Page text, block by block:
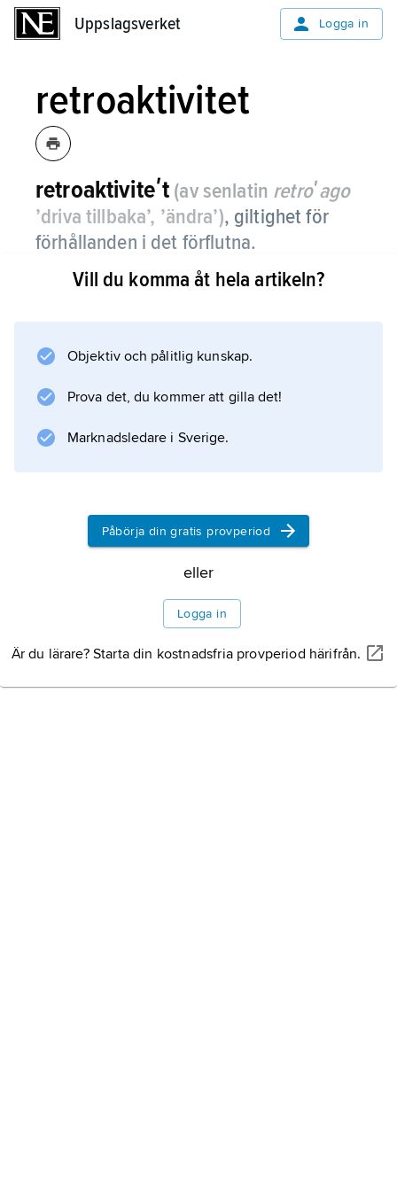
Uppslagsverket Logga in
retroaktivitet
retroaktiviteʹt (av senlatin retroʹago
’driva tillbaka’, ’ändra’), giltighet för
förhållanden i det förflutna.
Frågan om retroaktivitet är särskilt viktig i
konsekvenserna av sitt handlande. Till
strafflag inte får ges retroaktiv verkan genom
att staten i efterhand belägger en gärning
med straff eller skärper påföljden.
Information om artikeln
Vill du komma åt hela artikeln?
Objektiv och pålitlig kunskap.
Prova det, du kommer att gilla det!
Marknadsledare i Sverige.
Påbörja din gratis provperiod
eller
Logga in
Är du lärare? Starta din kostnadsfria provperiod härifrån.